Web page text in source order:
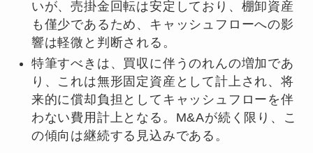
いが、売掛金回転は安定しており、棚卸資産
も僅少であるため、キャッシュフローへの影
響は軽微と判断される。
特筆すべきは、買収に伴うのれんの増加であ
り、これは無形固定資産として計上され、将
来的に償却負担としてキャッシュフローを伴
わない費用計上となる。M&Aが続く限り、こ
の傾向は継続する見込みである。